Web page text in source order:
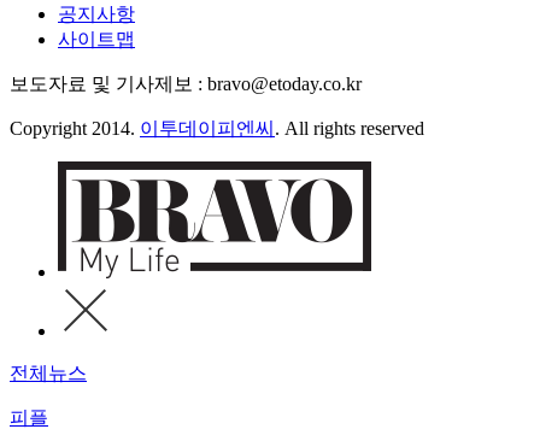
공지사항
사이트맵
보도자료 및 기사제보 : bravo@etoday.co.kr
Copyright 2014. 이투데이피엔씨 . All rights reserved
전체뉴스
피플